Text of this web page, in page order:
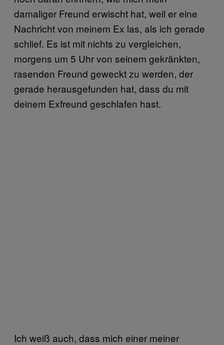
damaliger Freund erwischt hat, weil er eine
Nachricht von meinem Ex las, als ich gerade
schlief. Es ist mit nichts zu vergleichen,
morgens um 5 Uhr von seinem gekränkten,
rasenden Freund geweckt zu werden, der
gerade herausgefunden hat, dass du mit
deinem Exfreund geschlafen hast.
Ich weiß auch, dass mich einer meiner